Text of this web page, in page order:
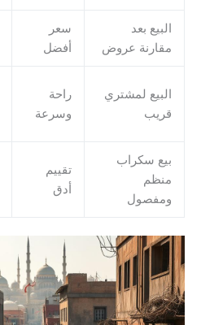
البيع بعد
مقارنة عروض
سعر
أفضل
البيع لمشتري
قريب
راحة
وسرعة
بيع سكراب
منظم
ومفصول
تقييم
أدق